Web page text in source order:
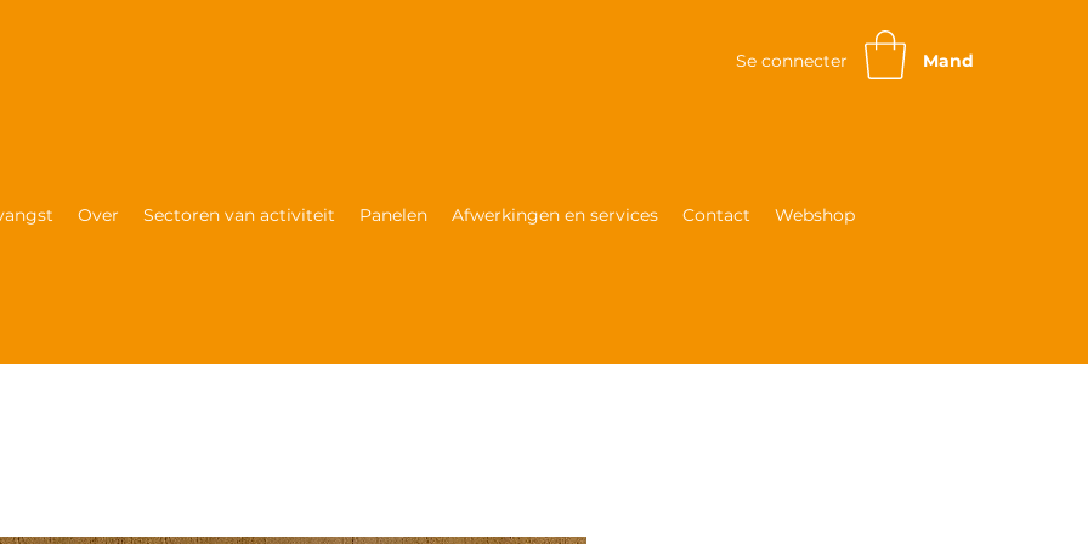
Se connecter Mand
Over Sectoren van activiteit Panelen Afwerkingen en services Contact Webshop